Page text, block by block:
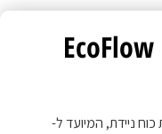
ניידת, המיועד ל-